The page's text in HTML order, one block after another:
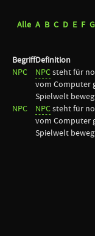
Alle A B C D E F G
BegriffDefinition
NPC
NPCsteht für
vom Computer
Spielwelt
NPC
NPCsteht für
vom Computer
Spielwelt